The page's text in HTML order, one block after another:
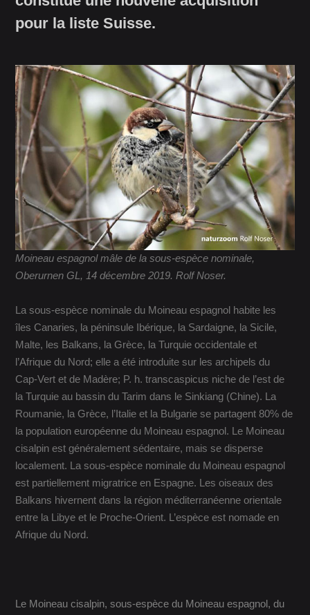
pour la liste Suisse.
Moineau espagnol mâle de la sous-espèce nominale,
Oberurnen GL, 14 décembre 2019. Rolf Noser.
La sous-espèce nominale du Moineau espagnol habite les
îles Canaries, la péninsule Ibérique, la Sardaigne, la Sicile,
Malte, les Balkans, la Grèce, la Turquie occidentale et
l’Afrique du Nord; elle a été introduite sur les archipels du
Cap-Vert et de Madère; P. h. transcaspicus niche de l’est de
la Turquie au bassin du Tarim dans le Sinkiang (Chine). La
Roumanie, la Grèce, l’Italie et la Bulgarie se partagent 80% de
la population européenne du Moineau espagnol. Le Moineau
cisalpin est généralement sédentaire, mais se disperse
localement. La sous-espèce nominale du Moineau espagnol
est partiellement migratrice en Espagne. Les oiseaux des
Balkans hivernent dans la région méditerranéenne orientale
entre la Libye et le Proche-Orient. L’espèce est nomade en
Afrique du Nord.
Le Moineau cisalpin, sous-espèce du Moineau espagnol, du